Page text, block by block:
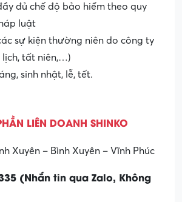
đủ chế độ bảo hiểm theo quy
luật
sự kiện thường niên do công ty
tất niên,…)
sinh nhật, lễ, tết.
LIÊN DOANH SHINKO
Xuyên – Bình Xuyên – Vĩnh Phúc
(Nhắn tin qua Zalo, Không